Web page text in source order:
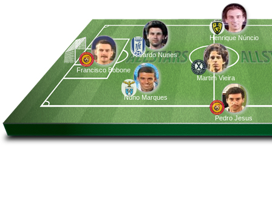
Francisco Bobone
Ricardo Nunes
Nuno Marques
Henrique Núncio
Martim Vieira
Pedro Jesus